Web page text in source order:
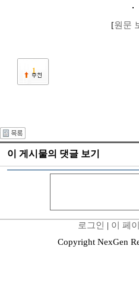
[원문
1
이 게시물의 댓글 보기
로그인 | 이 페
Copyright NexGen